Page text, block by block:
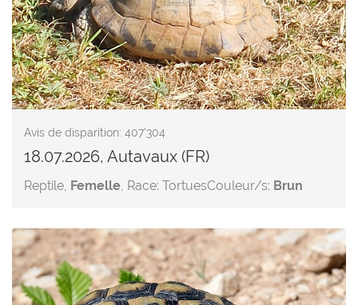
Avis de disparition: 407'304
18.07.2026, Autavaux (FR)
Reptile, Femelle, Race: TortuesCouleur/s: Brun